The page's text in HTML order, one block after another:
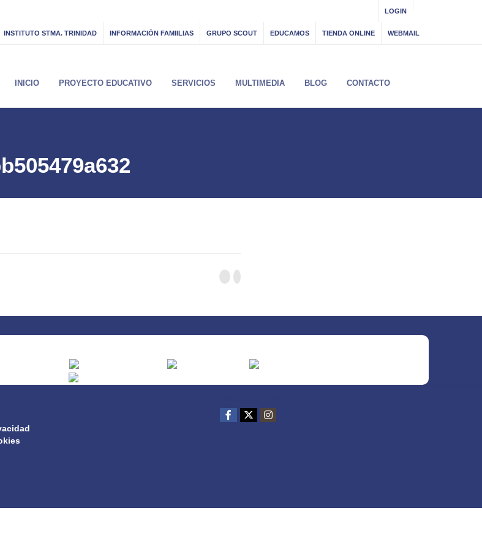
LOGIN
INSTITUTO STMA. TRINIDAD INFORMACIÓN FAMIILIAS GRUPO SCOUT EDUCAMOS TIENDA ONLINE WEBMAIL
INICIO PROYECTO EDUCATIVO SERVICIOS MULTIMEDIA BLOG CONTACTO